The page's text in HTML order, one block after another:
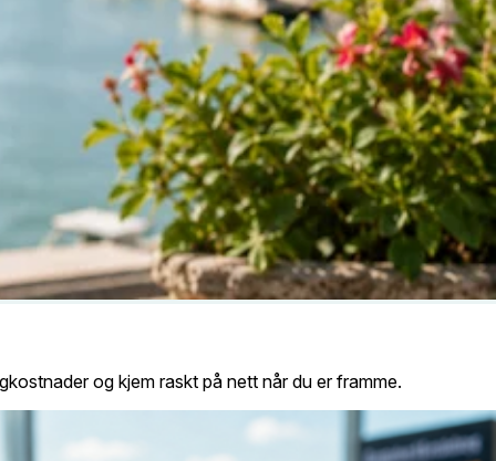
og kjem raskt på nett når du er framme.